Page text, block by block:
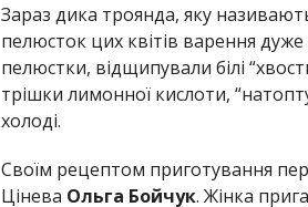
Зараз дика троянда, яку
пелюсток цих квітів варення
пелюстки, відщипували білі
трішки лимонної кислоти,
холоді.
Своїм рецептом приготування
Цінева Ольга Бойчук. Жінка